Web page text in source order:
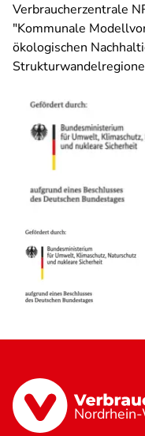
Verbraucherzentrale
"Kommunale
ökologischen